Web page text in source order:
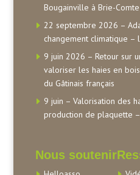
Bougainville à Brie-
22 septembre 2026 –
changement climatique
9 juin 2026 – Retour sur
valoriser les haies en
du Gâtinais français
9 juin – Valorisation des
production de plaquette
Nous soutenir